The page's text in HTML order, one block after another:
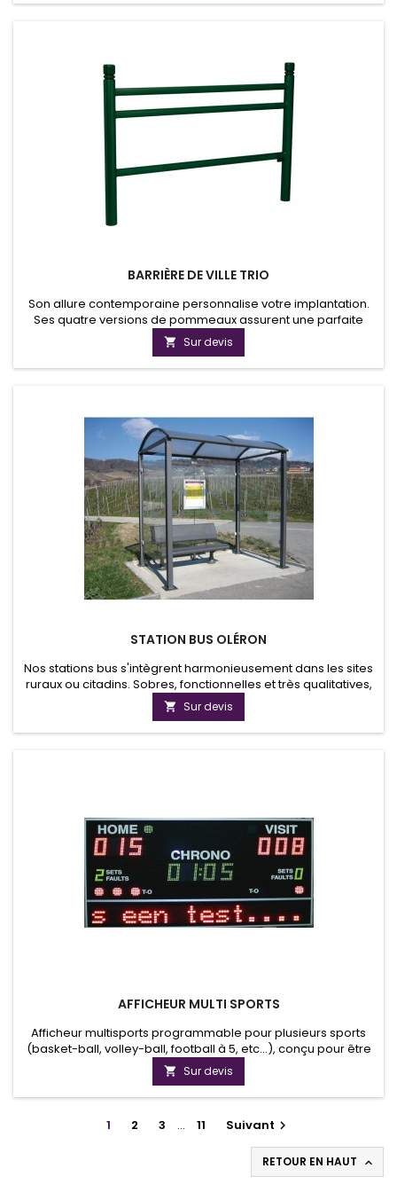
BARRIÈRE DE VILLE TRIO
Son allure contemporaine personnalise votre implantation.
Ses quatre versions de pommeaux assurent une parfaite
harmonie avec nos potelets et nos bornes. Cette barrière est
disponible en version grillagée en maille carrée.
 Sur devis
STATION BUS OLÉRON
Nos stations bus s'intègrent harmonieusement dans les sites
ruraux ou citadins. Sobres, fonctionnelles et très qualitatives,
nos stations-bus répondent parfaitement aux attentes des
décideurs soucieux du bien-être et du confort de leurs
concitoyens. Les stations sont proposés en version standard
 Sur devis
AFFICHEUR MULTI SPORTS
Afficheur multisports programmable pour plusieurs sports
(basket-ball, volley-ball, football à 5, etc...), conçu pour être
utilisé dans les salles de sports. Hauteur des chiffres: 15cm.
Lisibilité: 50m. Affichage LED.
 Sur devis
1 2 3 … 11 Suivant 
RETOUR EN HAUT 